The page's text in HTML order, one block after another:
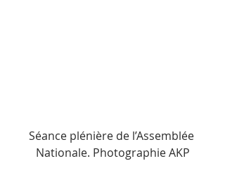
Séance plénière de l’Assemblée
Nationale. Photographie AKP